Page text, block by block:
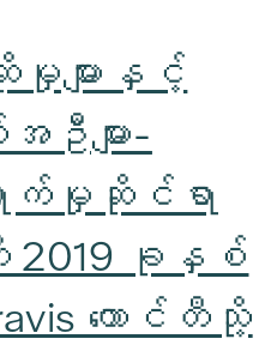
မှုများနှင့်
ဦများ-
ောက်မှုဆိုင်ရာ
ကို 2019 ခုနှစ်
ကောင်တီသို့